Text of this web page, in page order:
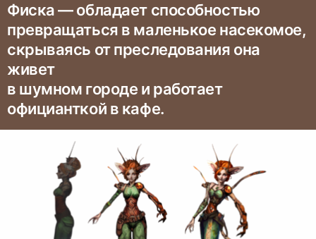
Фиска —­ обладает способностью
превращаться в маленькое насекомое,
скрываясь от преследования она
живет
в шумном городе и работает
официанткой в кафе.